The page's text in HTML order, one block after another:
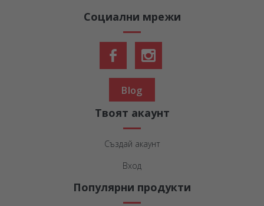
Социални мрежи
Blog
Твоят акаунт
Създай акаунт
Вход
Популярни продукти